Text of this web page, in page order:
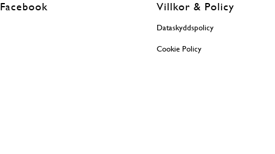
Facebook Villkor & Policy
Dataskyddspolicy
Cookie Policy